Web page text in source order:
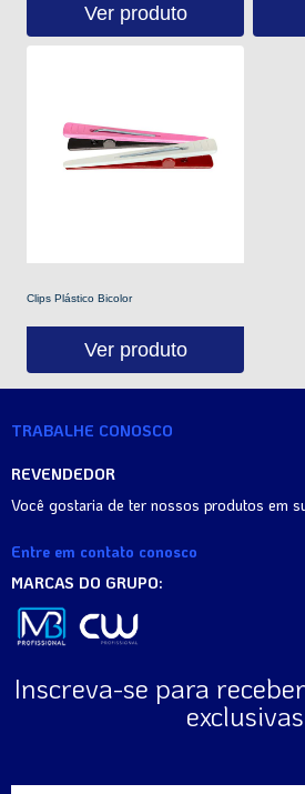
Ver produto
Clips Plástico Bicolor
Ver produto
TRABALHE CONOSCO
REVENDEDOR
Você gostaria de ter nossos produtos em
Entre em contato conosco
MARCAS DO GRUPO:
Inscreva-se para